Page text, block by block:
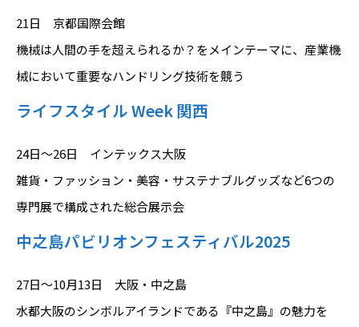
21日 京都国際会館
機械は人間の手を超えられるか？をメインテーマに、産業機
械において重要なハンドリング技術を競う
ライフスタイル Week 関西
24日～26日 インテックス大阪
雑貨・ファッション・美容・サステナブルグッズなど6つの
専門展で構成された総合展示会
中之島パビリオンフェスティバル2025
27日～10月13日 大阪・中之島
水都大阪のシンボルアイランドである『中之島』の魅力を